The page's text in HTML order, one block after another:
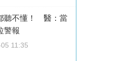
聽不懂！ 醫：當
警報
11:35